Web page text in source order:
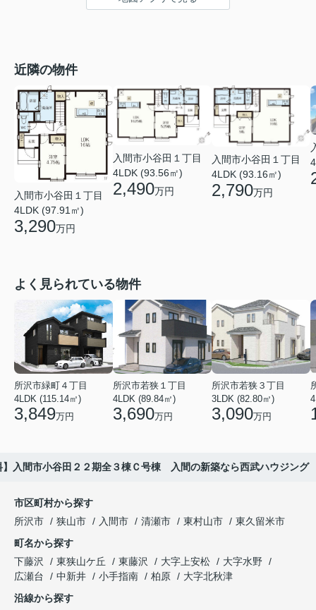
近隣の物件
入間市小谷田１丁目
4LDK (97.91㎡)
3,290万円
入間市小谷田１丁目
4LDK (93.56㎡)
2,490万円
入間市小谷田１丁目
4LDK (93.16㎡)
2,790万円
よく見られている物件
所沢市緑町４丁目
4LDK (115.14㎡)
3,849万円
所沢市若狭１丁目
4LDK (89.84㎡)
3,690万円
所沢市若狭３丁目
3LDK (82.80㎡)
3,090万円
】入間市小谷田２２期全３棟Ｃ号棟 入間の新築なら西武ハウジング
市区町村から探す
所沢市
狭山市 入間市 清瀬市 東村山市
東久留米市
町名から探す
下藤沢
東狭山ケ丘 東藤沢 大字上安松
大字水野
広瀬台
中新井 小手指南 柏原
大字北秋津
沿線から探す